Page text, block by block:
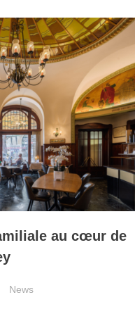
au cœur de
News